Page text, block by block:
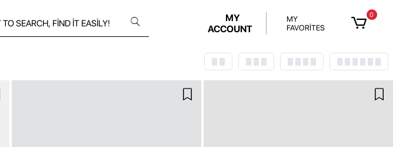
MY
ACCOUNT
MY
FAVORİTES
0